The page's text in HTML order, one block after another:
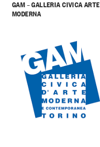
GAM – GALLERIA CIVICA ARTE
MODERNA